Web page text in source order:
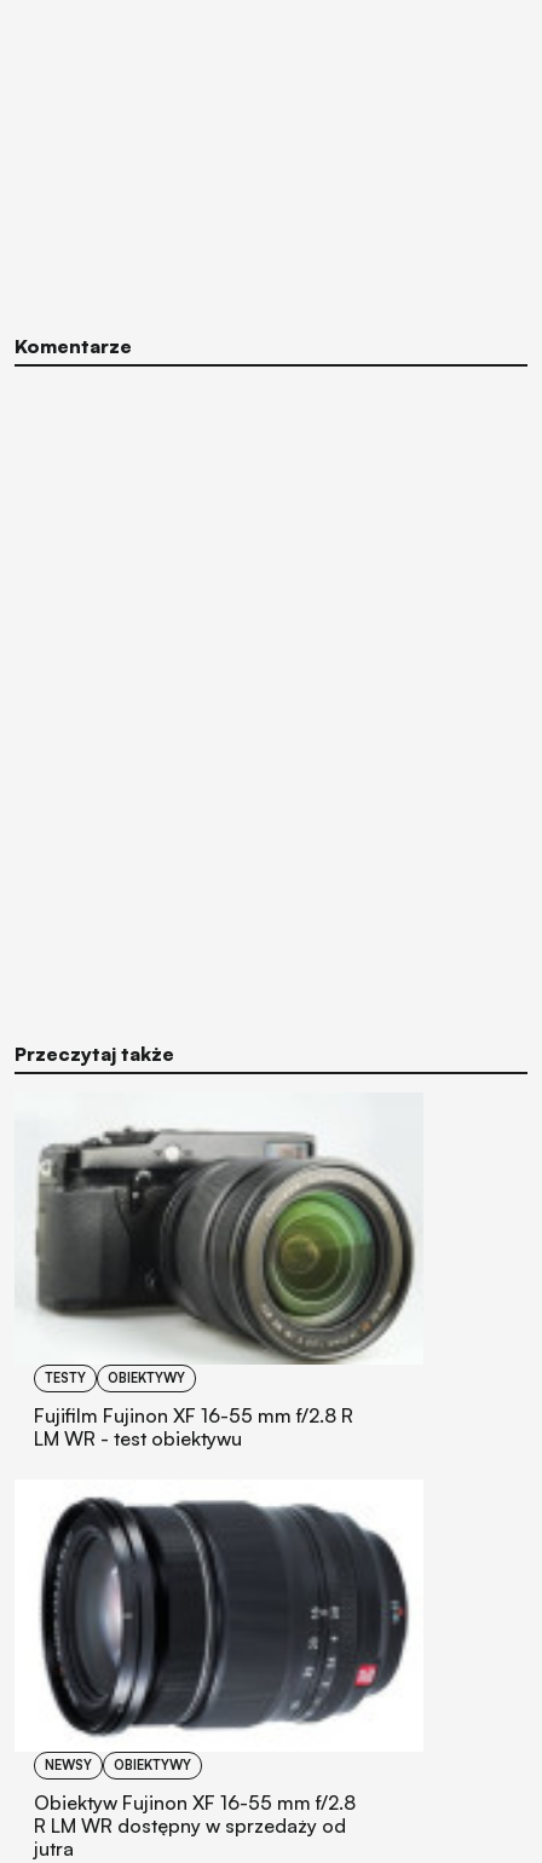
Komentarze
Przeczytaj także
TESTY OBIEKTYWY
Fujifilm Fujinon XF 16-55 mm f/2.8 R
LM WR - test obiektywu
NEWSY OBIEKTYWY
Obiektyw Fujinon XF 16-55 mm f/2.8
R LM WR dostępny w sprzedaży od
jutra